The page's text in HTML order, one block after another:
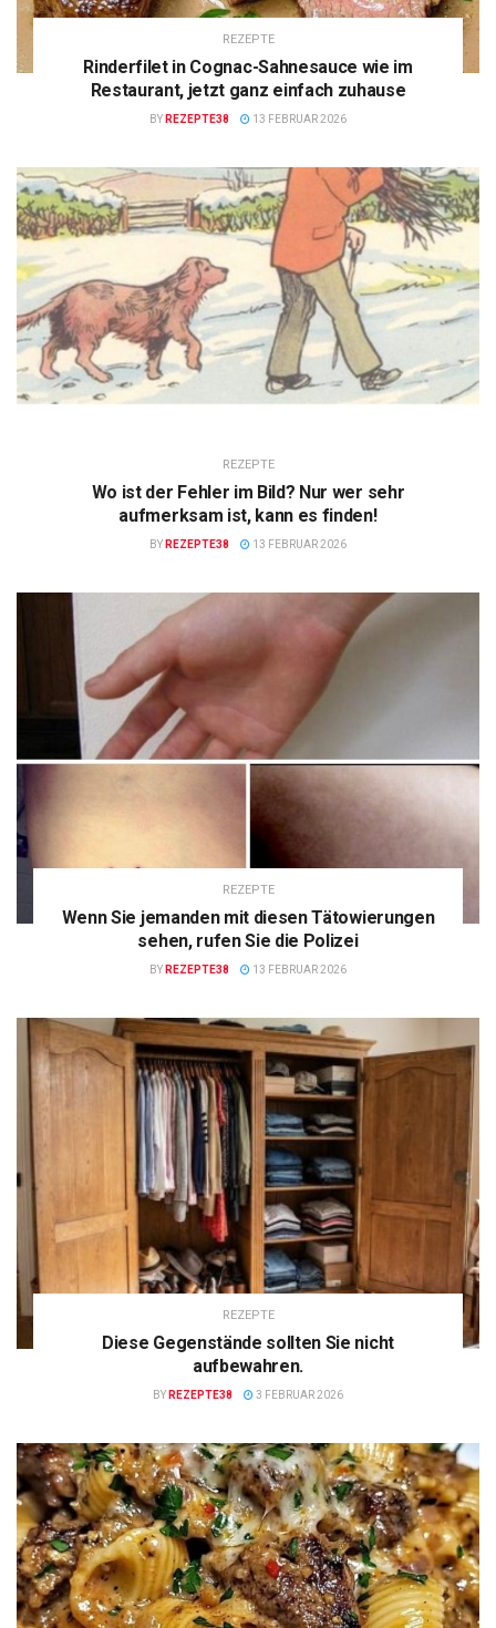
REZEPTE
Rinderfilet in Cognac-Sahnesauce wie im
Restaurant, jetzt ganz einfach zuhause
BY REZEPTE38 13 FEBRUAR 2026
REZEPTE
Wo ist der Fehler im Bild? Nur wer sehr
aufmerksam ist, kann es finden!
BY REZEPTE38 13 FEBRUAR 2026
REZEPTE
Wenn Sie jemanden mit diesen Tätowierungen
sehen, rufen Sie die Polizei
BY REZEPTE38 13 FEBRUAR 2026
REZEPTE
Diese Gegenstände sollten Sie nicht
aufbewahren.
BY REZEPTE38 3 FEBRUAR 2026